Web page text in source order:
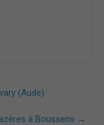
(Aude)
à Boussens →